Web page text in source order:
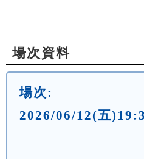
場次資料
場次:
2026/06/12(五